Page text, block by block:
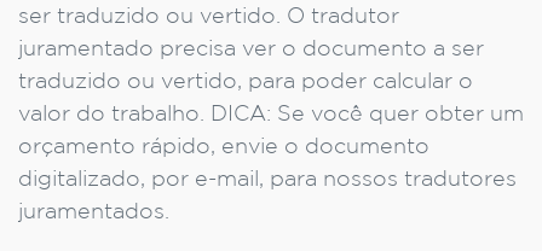
ser traduzido ou vertido. O tradutor
juramentado precisa ver o documento a ser
traduzido ou vertido, para poder calcular o
valor do trabalho. DICA: Se você quer obter um
orçamento rápido, envie o documento
digitalizado, por e-mail, para nossos tradutores
juramentados.